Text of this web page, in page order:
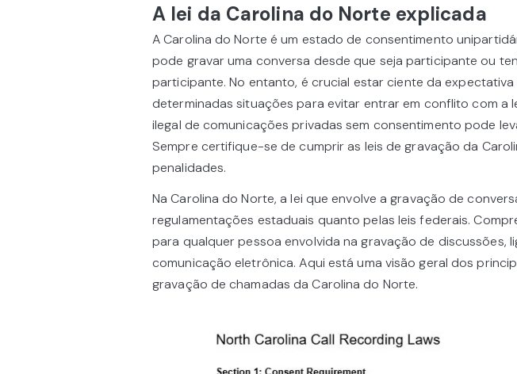
A lei da Carolina do Norte explicada
A Carolina do Norte é um estado de consentimento
pode gravar uma conversa desde que seja participante ou
participante. No entanto, é crucial estar ciente da
determinadas situações para evitar entrar em conflito com a
ilegal de comunicações privadas sem consentimento pode
Sempre certifique-se de cumprir as leis de gravação da
penalidades.
Na Carolina do Norte, a lei que envolve a gravação de
regulamentações estaduais quanto pelas leis federais.
para qualquer pessoa envolvida na gravação de discussões,
comunicação eletrônica. Aqui está uma visão geral dos
gravação de chamadas da Carolina do Norte.